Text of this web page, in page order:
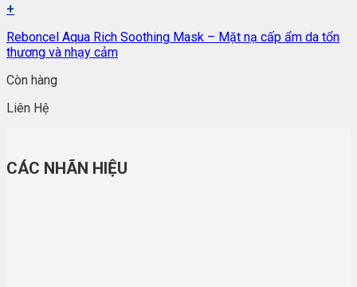
+
Reboncel Aqua Rich Soothing Mask – Mặt nạ cấp ẩm da tổn
thương và nhạy cảm
Còn hàng
Liên Hệ
CÁC NHÃN HIỆU